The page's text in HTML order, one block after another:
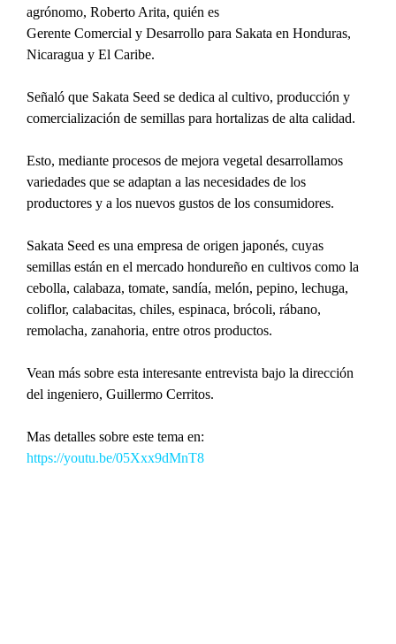
agrónomo, Roberto Arita, quién es
Gerente Comercial y Desarrollo para Sakata en Honduras,
Nicaragua y El Caribe.
Señaló que Sakata Seed se dedica al cultivo, producción y
comercialización de semillas para hortalizas de alta calidad.
Esto, mediante procesos de mejora vegetal desarrollamos
variedades que se adaptan a las necesidades de los
productores y a los nuevos gustos de los consumidores.
Sakata Seed es una empresa de origen japonés, cuyas
semillas están en el mercado hondureño en cultivos como la
cebolla, calabaza, tomate, sandía, melón, pepino, lechuga,
coliflor, calabacitas, chiles, espinaca, brócoli, rábano,
remolacha, zanahoria, entre otros productos.
Vean más sobre esta interesante entrevista bajo la dirección
del ingeniero, Guillermo Cerritos.
Mas detalles sobre este tema en:
https://youtu.be/05Xxx9dMnT8